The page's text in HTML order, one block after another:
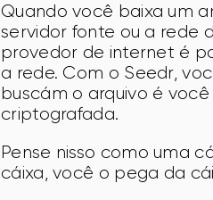
Quando você baixa um
servidor fonte ou a rede
provedor de internet é
a rede. Com o Seedr,
buscám o arquivo é
criptografada.
Pense nisso como uma
cáixa, você o pega da